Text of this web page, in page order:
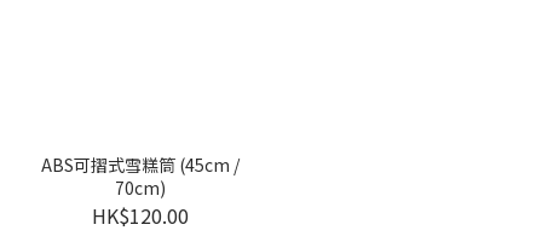
ABS可摺式雪糕筒 (45cm /
70cm)
HK$120.00